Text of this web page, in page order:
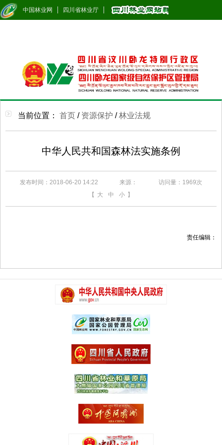
中国林业网 四川省林业厅
当前位置： 首页 / 资源保护 /林业法规
中华人民共和国森林法实施条例
发布时间：2018-06-20 14:22 来源： 访问量： 1969次
【 大 中 小 】
责任编辑：